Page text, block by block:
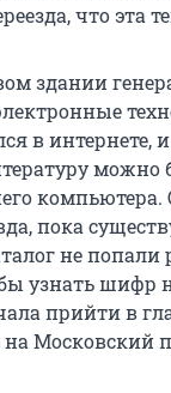
что эта
здании
в интернете,
можно
компьютера.
пока
не попали
узнать шифр
прийти в
Московский